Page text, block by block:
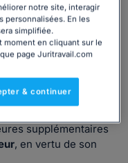
supplémentaires
, en vertu de son
notre site, interagir
personnalisées. En les
simplifiée.
moment en cliquant sur le
page Juritravail.com
& continuer